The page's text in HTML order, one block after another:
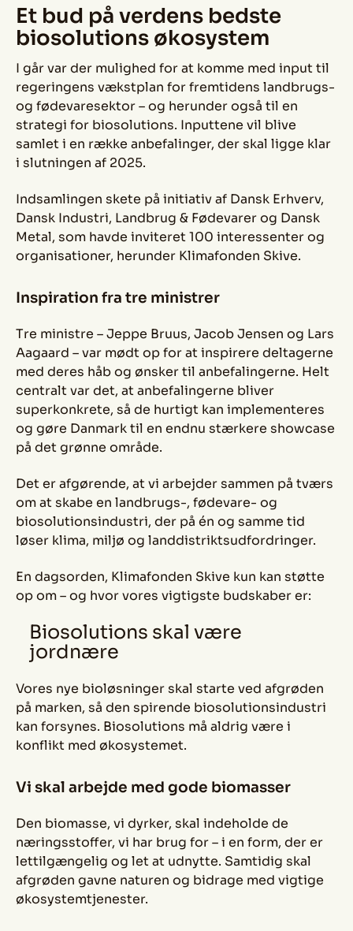
Et bud på verdens bedste
biosolutions økosystem
I går var der mulighed for at komme med input til
regeringens vækstplan for fremtidens landbrugs-
og fødevaresektor – og herunder også til en
strategi for biosolutions. Inputtene vil blive
samlet i en række anbefalinger, der skal ligge klar
i slutningen af 2025.
Indsamlingen skete på initiativ af Dansk Erhverv,
Dansk Industri, Landbrug & Fødevarer og Dansk
Metal, som havde inviteret 100 interessenter og
organisationer, herunder Klimafonden Skive.
Inspiration fra tre ministrer
Tre ministre – Jeppe Bruus, Jacob Jensen og Lars
Aagaard – var mødt op for at inspirere deltagerne
med deres håb og ønsker til anbefalingerne. Helt
centralt var det, at anbefalingerne bliver
superkonkrete, så de hurtigt kan implementeres
og gøre Danmark til en endnu stærkere showcase
på det grønne område.
Det er afgørende, at vi arbejder sammen på tværs
om at skabe en landbrugs-, fødevare- og
biosolutionsindustri, der på én og samme tid
løser klima, miljø og landdistriktsudfordringer.
En dagsorden, Klimafonden Skive kun kan støtte
op om – og hvor vores vigtigste budskaber er:
Biosolutions skal være
jordnære
Vores nye bioløsninger skal starte ved afgrøden
på marken, så den spirende biosolutionsindustri
kan forsynes. Biosolutions må aldrig være i
konflikt med økosystemet.
Vi skal arbejde med gode biomasser
Den biomasse, vi dyrker, skal indeholde de
næringsstoffer, vi har brug for – i en form, der er
lettilgængelig og let at udnytte. Samtidig skal
afgrøden gavne naturen og bidrage med vigtige
økosystemtjenester.